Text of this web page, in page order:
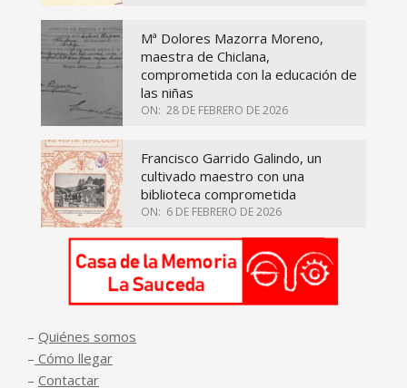
Mª Dolores Mazorra Moreno,
maestra de Chiclana,
comprometida con la educación de
las niñas
ON: 28 DE FEBRERO DE 2026
Francisco Garrido Galindo, un
cultivado maestro con una
biblioteca comprometida
ON: 6 DE FEBRERO DE 2026
– Quiénes somos
– Cómo llegar
– Contactar